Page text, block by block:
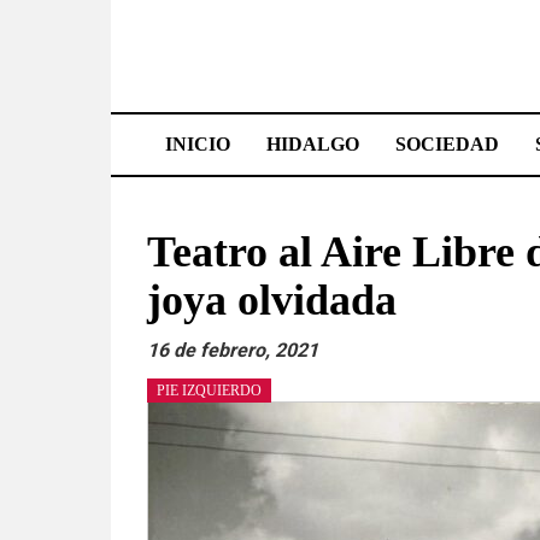
El
periódico
de
Hidalgo
noticias
más
INICIO HIDALGO SOCIEDAD
Teatro al Aire Libre
joya olvidada
16 de febrero, 2021
PIE IZQUIERDO